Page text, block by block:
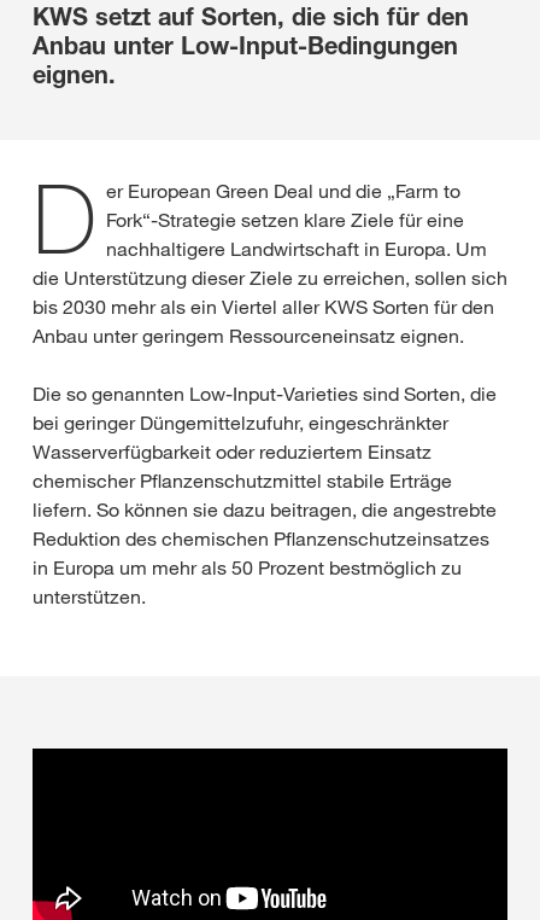
KWS setzt auf Sorten, die sich für den
Anbau unter Low-Input-Bedingungen
eignen.
D er European Green Deal und die „Farm to
Fork“-Strategie setzen klare Ziele für eine
nachhaltigere Landwirtschaft in Europa. Um
die Unterstützung dieser Ziele zu erreichen, sollen sich
bis 2030 mehr als ein Viertel aller KWS Sorten für den
Anbau unter geringem Ressourceneinsatz eignen.
Die so genannten Low-Input-Varieties sind Sorten, die
bei geringer Düngemittelzufuhr, eingeschränkter
Wasserverfügbarkeit oder reduziertem Einsatz
chemischer Pflanzenschutzmittel stabile Erträge
liefern. So können sie dazu beitragen, die angestrebte
Reduktion des chemischen Pflanzenschutzeinsatzes
in Europa um mehr als 50 Prozent bestmöglich zu
unterstützen.